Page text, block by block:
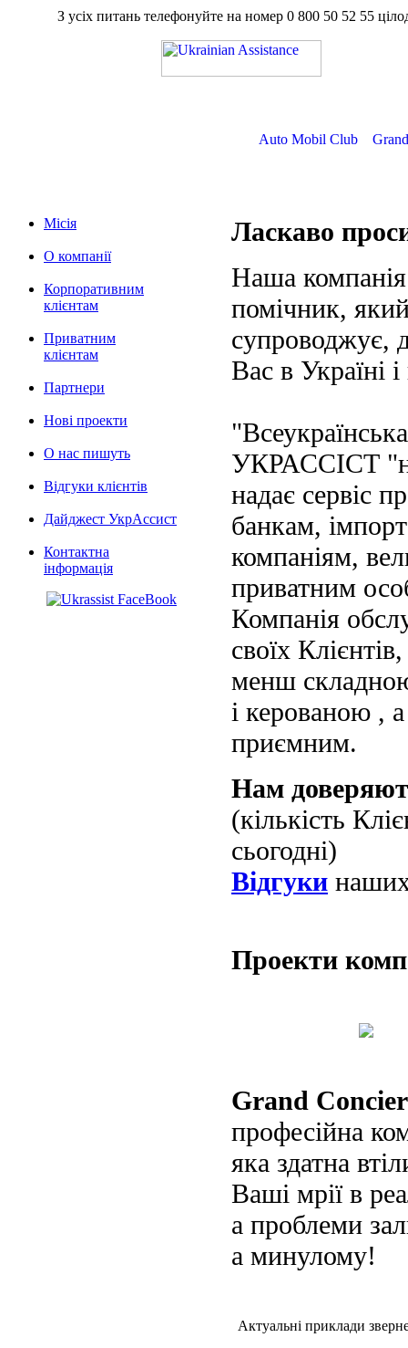
З усіх питань телефонуйте на номер 0 800 50 52 55
Auto Mobil Club
Місія
О компанії
Корпоративним
клієнтам
Приватним
клієнтам
Партнери
Нові проекти
О нас пишуть
Відгуки клієнтів
Дайджест УкрАссист
Контактна
інформація
Ласкаво
Наша
помічник,
супроводжує,
Вас в Україні
УКРАССІСТ
надає сервіс
банкам,
компаніям,
приватним
Компанія
своїх
менш
і керованою ,
приємним.
Нам
(кількість
сьогодні)
Відгуки наших
Проекти
Grand
професійна
яка здатна
Ваші мрії в
а проблеми
а минулому!
Актуальні приклади